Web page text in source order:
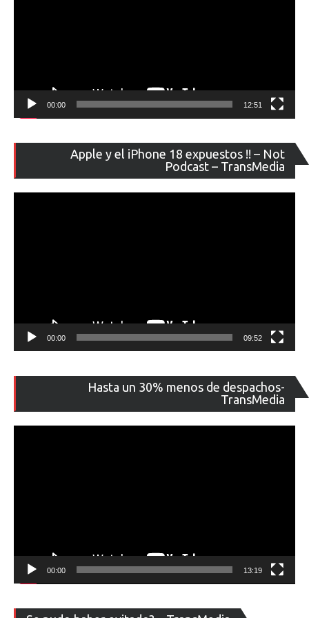
00:00 12:51
Apple y el iPhone 18 expuestos !! – Not
Podcast – TransMedia
de
00:00 09:52
Hasta un 30% menos de despachos-
TransMedia
de
00:00 13:19